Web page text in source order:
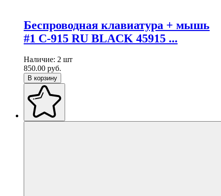
Беспроводная клавиатура + мышь
#1 C-915 RU BLACK 45915 ...
Наличие: 2 шт
850.00 руб.
В корзину